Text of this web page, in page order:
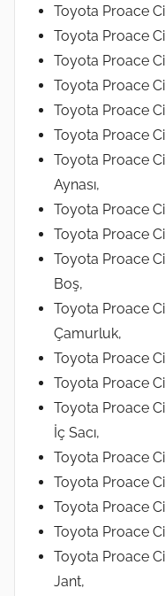
Toyota Proace
Toyota Proace
Toyota Proace
Toyota Proace
Toyota Proace
Toyota Proace
Toyota Proace
Aynası,
Toyota Proace
Toyota Proace
Toyota Proace
Boş,
Toyota Proace
Çamurluk,
Toyota Proace
Toyota Proace
Toyota Proace
İç Sacı,
Toyota Proace
Toyota Proace
Toyota Proace
Toyota Proace
Toyota Proace
Jant,